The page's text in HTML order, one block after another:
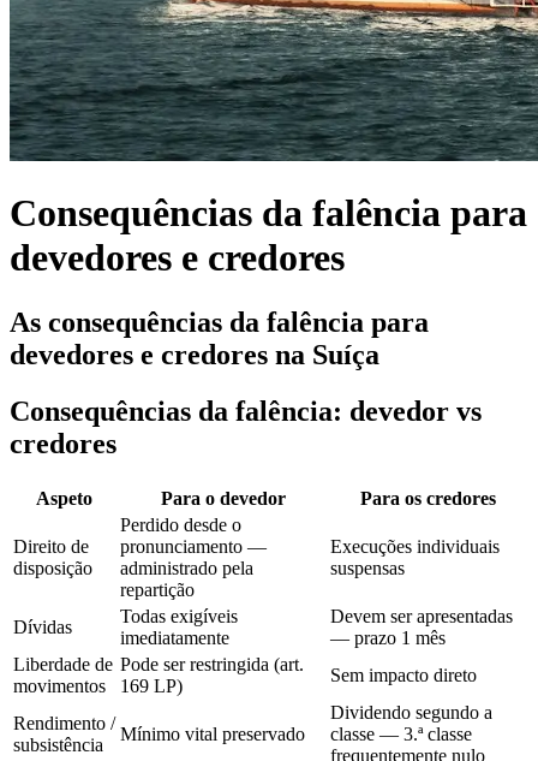
Consequências da falência para
devedores e credores
As consequências da falência para
devedores e credores na Suíça
Consequências da falência: devedor vs
credores
Aspeto Para o devedor Para os credores
Direito de
disposição
Perdido desde o
pronunciamento —
administrado pela
repartição
Execuções individuais
suspensas
Dívidas
Todas exigíveis
imediatamente
Devem ser apresentadas
— prazo 1 mês
Liberdade de
movimentos
Pode ser restringida (art.
169 LP)
Sem impacto direto
Rendimento /
subsistência
Mínimo vital preservado
Dividendo segundo a
classe — 3.ª classe
frequentemente nulo